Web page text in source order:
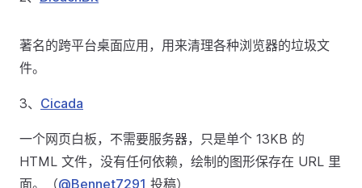
著名的跨平台桌面应用，用来清理各种浏览器的垃圾文
件。
3、 Cicada
一个网页白板，不需要服务器，只是单个 13KB 的
HTML 文件，没有任何依赖，绘制的图形保存在 URL 里
面。（@Bennet7291 投稿）